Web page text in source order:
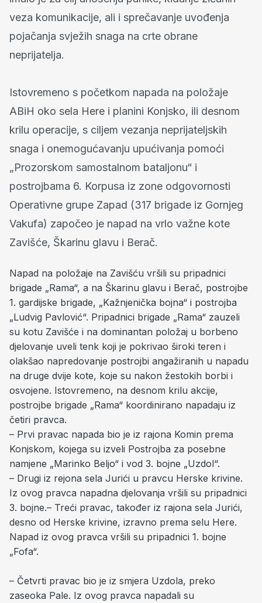
veza komunikacije, ali i sprečavanje uvođenja
pojačanja svježih snaga na crte obrane
neprijatelja.
Istovremeno s početkom napada na položaje
ABiH oko sela Here i planini Konjsko, ili desnom
krilu operacije, s ciljem vezanja neprijateljskih
snaga i onemogućavanju upućivanja pomoći
„Prozorskom samostalnom bataljonu“ i
postrojbama 6. Korpusa iz zone odgovornosti
Operativne grupe Zapad (317 brigade iz Gornjeg
Vakufa) započeo je napad na vrlo važne kote
Zavišće, Škarinu glavu i Berač.
Napad na položaje na Zavišću vršili su pripadnici
brigade „Rama“, a na Škarinu glavu i Berač, postrojbe
1. gardijske brigade, „Kažnjenička bojna“ i postrojba
„Ludvig Pavlović“. Pripadnici brigade „Rama“ zauzeli
su kotu Zavišće i na dominantan položaj u borbeno
djelovanje uveli tenk koji je pokrivao široki teren i
olakšao napredovanje postrojbi angažiranih u napadu
na druge dvije kote, koje su nakon žestokih borbi i
osvojene. Istovremeno, na desnom krilu akcije,
postrojbe brigade „Rama“ koordinirano napadaju iz
četiri pravca.
– Prvi pravac napada bio je iz rajona Komin prema
Konjskom, kojega su izveli Postrojba za posebne
namjene „Marinko Beljo“ i vod 3. bojne „Uzdol“.
– Drugi iz rejona sela Jurići u pravcu Herske krivine.
Iz ovog pravca napadna djelovanja vršili su pripadnici
3. bojne.– Treći pravac, također iz rajona sela Jurići,
desno od Herske krivine, izravno prema selu Here.
Napad iz ovog pravca vršili su pripadnici 1. bojne
„Fofa“.
– Četvrti pravac bio je iz smjera Uzdola, preko
zaseoka Pale. Iz ovog pravca napadali su